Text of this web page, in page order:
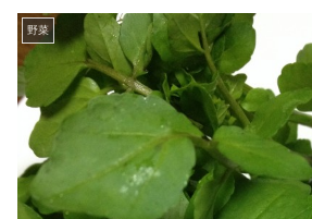
野菜